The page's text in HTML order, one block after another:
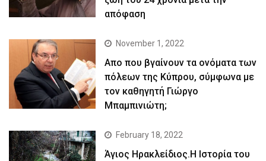
απόφαση
November 1, 2022
Απο που βγαίνουν τα ονόματα των
πόλεων της Κύπρου, σύμφωνα με
τον καθηγητή Γιώργο
Μπαμπινιώτη;
February 18, 2022
Άγιος Ηρακλείδιος.Η Ιστορία του